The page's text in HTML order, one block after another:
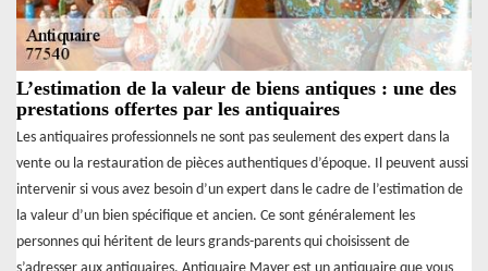
L’estimation de la valeur de biens antiques : une des
prestations offertes par les antiquaires
Les antiquaires professionnels ne sont pas seulement des expert dans la
vente ou la restauration de pièces authentiques d’époque. Il peuvent aussi
intervenir si vous avez besoin d’un expert dans le cadre de l’estimation de
la valeur d’un bien spécifique et ancien. Ce sont généralement les
personnes qui héritent de leurs grands-parents qui choisissent de